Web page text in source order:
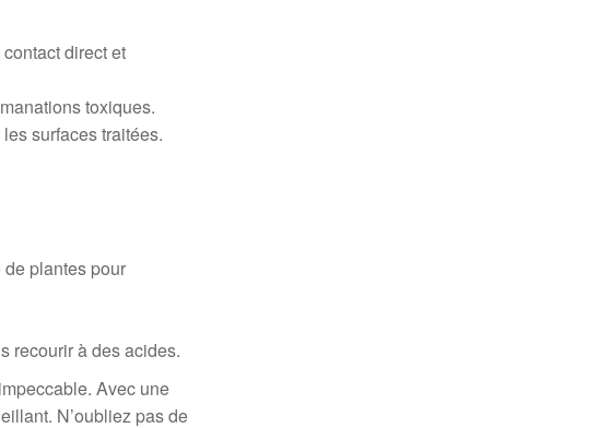
direct et
toxiques.
surfaces traitées.
plantes pour
recourir à des acides.
Avec une
N’oubliez pas de